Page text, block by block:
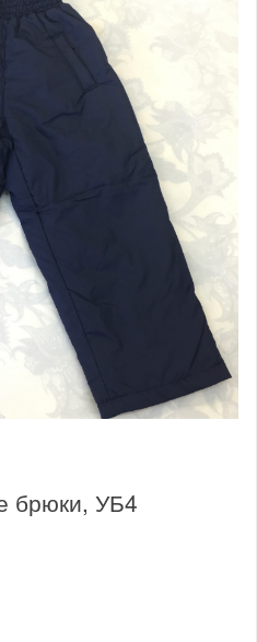
брюки, УБ4